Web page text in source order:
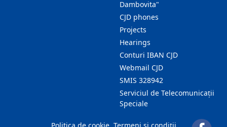
Dambovita"
CJD phones
Projects
Hearings
Conturi IBAN CJD
Webmail CJD
SMIS 328942
Serviciul de Telecomunicații
Speciale